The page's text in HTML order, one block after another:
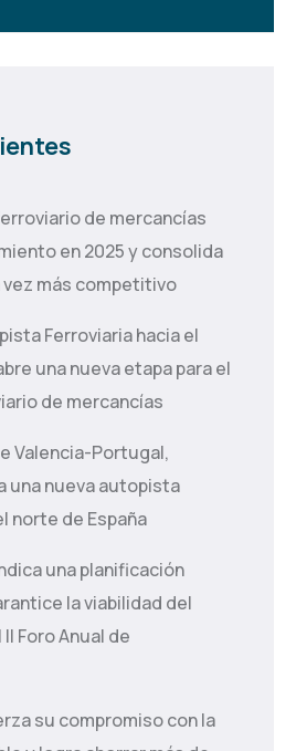
de mercancías
en 2025 y consolida
más competitivo
Ferroviaria hacia el
una nueva etapa para el
de mercancías
Valencia-Portugal,
una nueva autopista
norte de España
una planificación
la viabilidad del
Foro Anual de
su compromiso con la